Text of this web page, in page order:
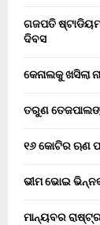
ଗଜପତି
ଦିବସ
କେନାଲକୁ ଖସିଲା
ତରୁଣ
୧୬ କୋଟିର ଋଣ
ଭୀମ ଭୋଇ
ମାନ୍ୟବର